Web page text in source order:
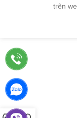
trên
0